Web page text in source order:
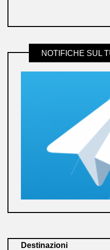
NOTIFICHE SUL
Destinazioni